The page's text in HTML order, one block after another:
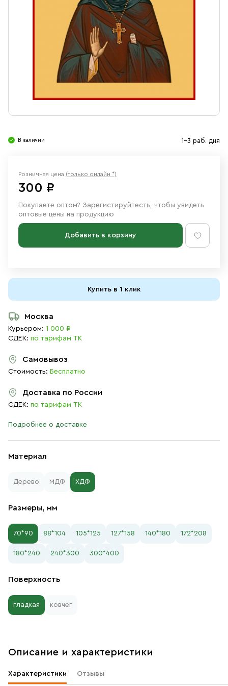
Ювелирные изделия
В наличии 1-3 раб. дня
Материал
Дерево МДФ ХДФ
Размеры, мм
70*90 88*104 105*125 127*158 140*180 172*208
180*240 240*300 300*400
Поверхность
гладкая ковчег
Розничная цена (только онлайн *)
300 ₽
Покупаете оптом? Зарегистируйтесть, чтобы увидеть
оптовые цены на продукцию
Добавить в корзину
Купить в 1 клик
Москва
Курьером: 1 000 ₽
СДЕК: по тарифам ТК
Самовывоз
Стоимость: Бесплатно
Доставка по России
СДЕК: по тарифам ТК
Подробнее о доставке
Описание и характеристики
Характеристики Отзывы